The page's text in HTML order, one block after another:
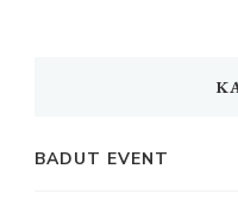
BADUT EVENT